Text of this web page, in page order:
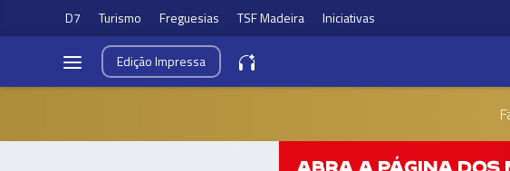
D7 Turismo Freguesias TSF Madeira Iniciativas
EdiçãoImpressa